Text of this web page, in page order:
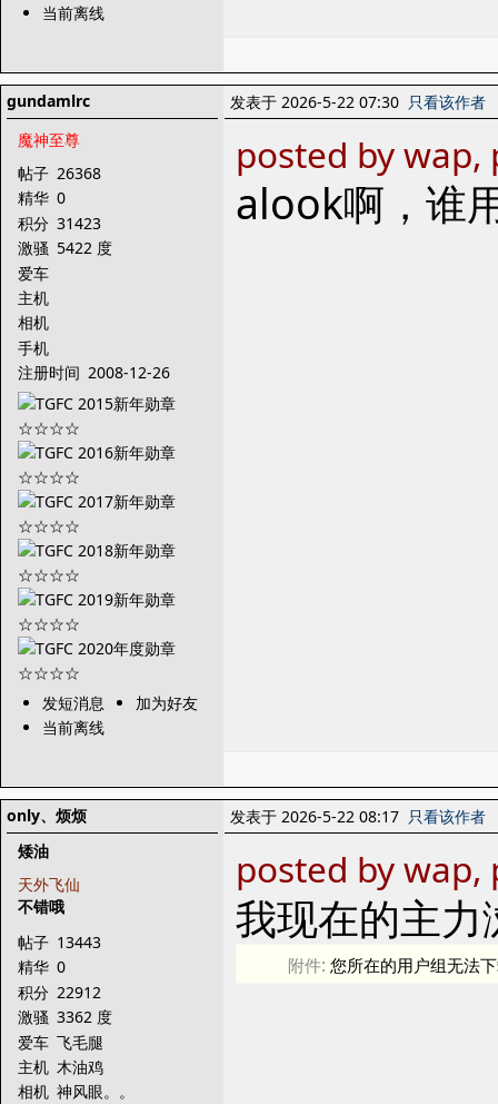
当前离线
gundamlrc
魔神至尊
帖子 26368
精华 0
积分 31423
激骚 5422 度
爱车
主机
相机
手机
注册时间 2008-12-26
发短消息
加为好友
当前离线
发表于 2026-5-22 07:30 只看该作者
posted by
alook啊，谁
only、烦烦
矮油
天外飞仙
不错哦
帖子 13443
精华 0
积分 22912
激骚 3362 度
爱车 飞毛腿
主机 木油鸡
相机 神风眼。。
发表于 2026-5-22 08:17 只看该作者
posted by
我现在的主力
附件:您所在的用户组无法